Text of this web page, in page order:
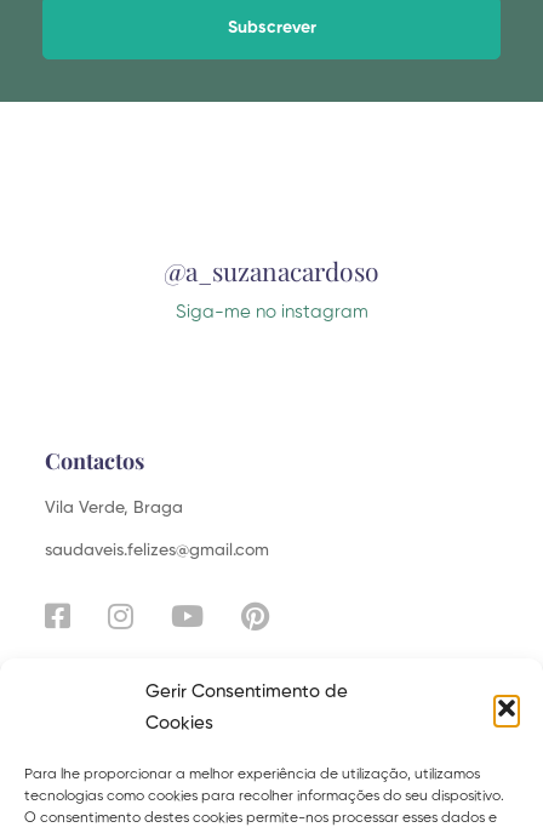
Gerir Consentimento de
Cookies
Para lhe proporcionar a melhor experiência de utilização, utilizamos
tecnologias como cookies para recolher informações do seu dispositivo.
O consentimento destes cookies permite-nos processar esses dados e
@a_suzanacardoso
Siga-me no instagram
Contactos
Vila Verde, Braga
saudaveis.felizes@gmail.com
Sobre Serviços